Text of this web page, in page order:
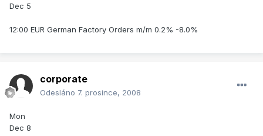
Dec 5
12:00 EUR German Factory Orders m/m 0.2% -8.0%
corporate
Odesláno 7. prosince, 2008
Mon
Dec 8